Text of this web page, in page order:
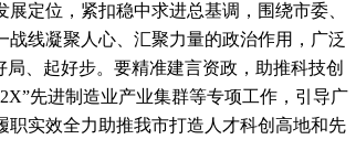
定位，紧扣稳中求进总基调，围绕市委、
线凝聚人心、汇聚力量的政治作用，广泛
、起好步。要精准建言资政，助推科技创
先进制造业产业集群等专项工作，引导广
实效全力助推我市打造人才科创高地和先